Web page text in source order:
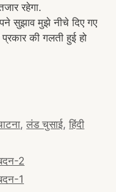
रहेगा.
सुझाव मुझे नीचे दिए गए
की गलती हुई हो
,लंड चुसाई,हिंदी
2
1